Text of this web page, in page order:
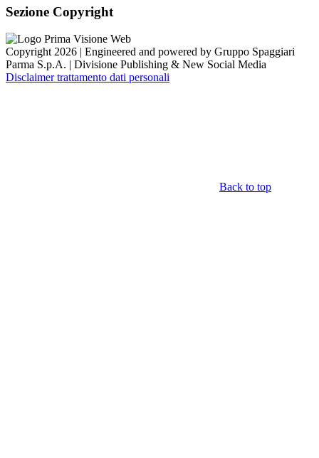
Sezione Copyright
Copyright 2026 | Engineered and powered by Gruppo Spaggiari
Parma S.p.A. | Divisione Publishing & New Social Media
Disclaimer trattamento dati personali
Back to top